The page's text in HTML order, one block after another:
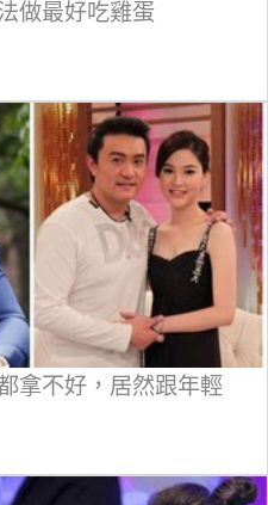
做最好吃雞蛋
拿不好，居然跟年輕